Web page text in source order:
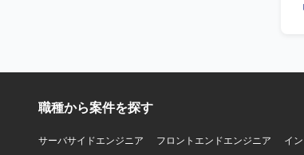
職種から案件を探す
サーバサイドエンジニア フロントエンドエンジニア イ